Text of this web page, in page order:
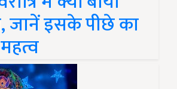
जानें इसके पीछे का